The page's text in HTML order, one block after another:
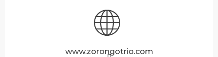
www.zorongotrio.com